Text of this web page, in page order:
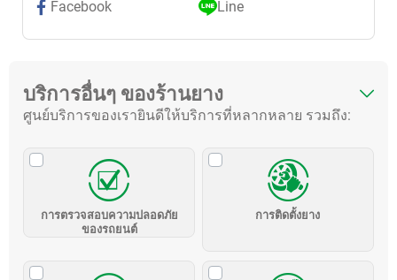
Facebook Line
บริการอื่นๆ ของร้านยาง
ศูนย์บริการของเรายินดีให้บริการที่หลากหลาย รวมถึง:
การตรวจสอบความปลอดภัย
ของรถยนต์
การติดตั้งยาง